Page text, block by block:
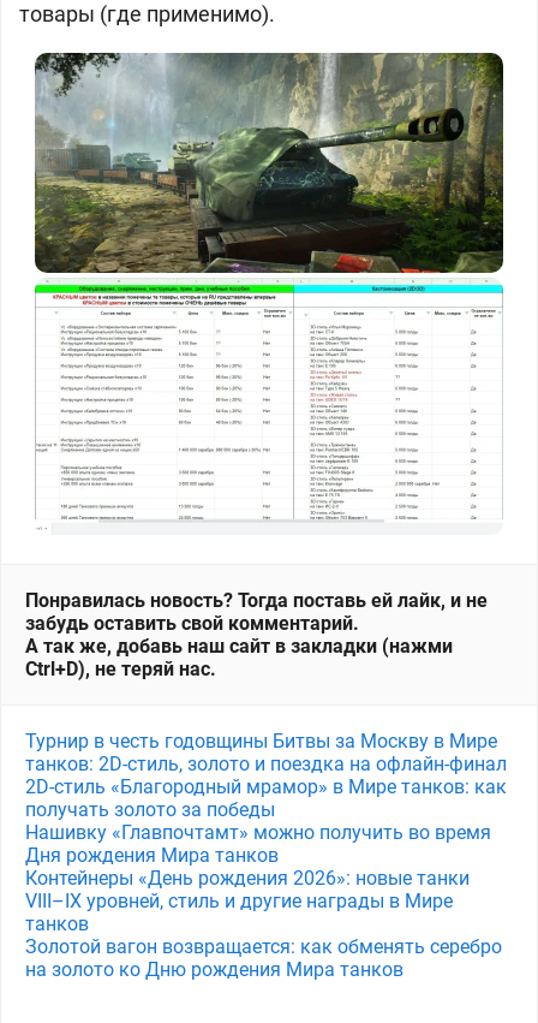
товары (где применимо).
Понравилась новость? Тогда поставь ей лайк, и не
забудь оставить свой комментарий.
А так же, добавь наш сайт в закладки (нажми
Ctrl+D), не теряй нас.
Турнир в честь годовщины Битвы за Москву в Мире
танков: 2D-стиль, золото и поездка на офлайн-финал
2D-стиль «Благородный мрамор» в Мире танков: как
получать золото за победы
Нашивку «Главпочтамт» можно получить во время
Дня рождения Мира танков
Контейнеры «День рождения 2026»: новые танки
VIII–IX уровней, стиль и другие награды в Мире
танков
Золотой вагон возвращается: как обменять серебро
на золото ко Дню рождения Мира танков